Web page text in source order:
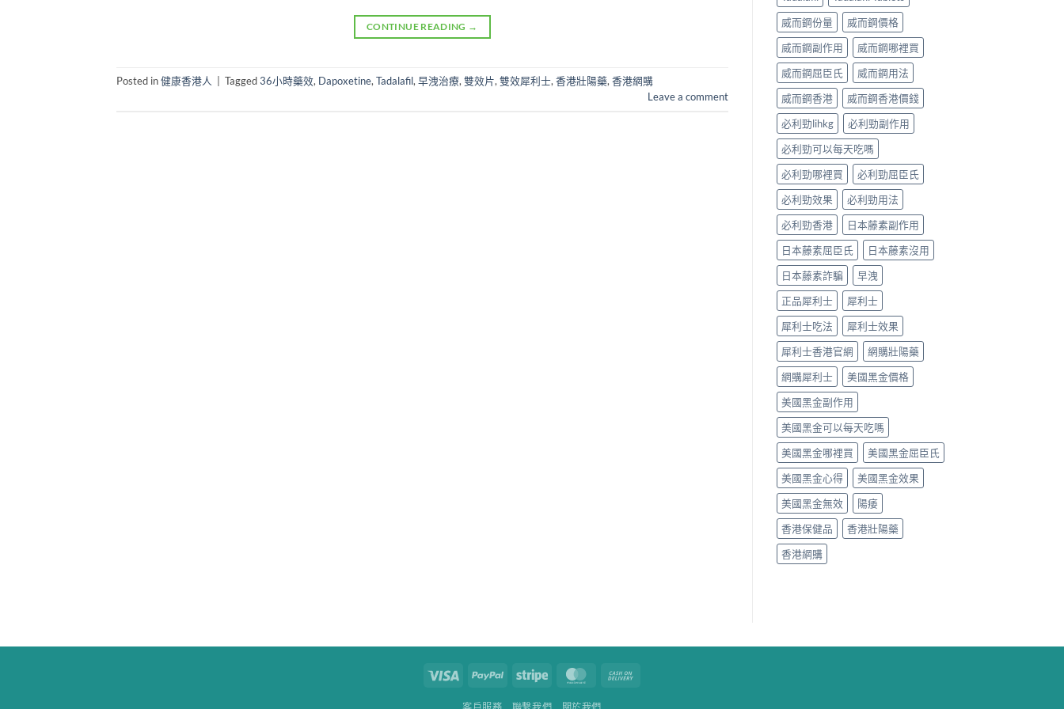
CONTINUE READING →
Posted in健康香港人 Tagged36小時藥效, Dapoxetine,Tadalafil,早洩治療,雙效片,雙效犀利士,香港壯陽藥,香港網購
Leave a comment
威而鋼份量
威而鋼價格
威而鋼副作用
威而鋼哪裡買
威而鋼屈臣氏
威而鋼用法
威而鋼香港
威而鋼香港價錢
必利勁lihkg
必利勁副作用
必利勁可以每天吃嗎
必利勁哪裡買
必利勁屈臣氏
必利勁效果
必利勁用法
必利勁香港
日本藤素副作用
日本藤素屈臣氏
日本藤素沒用
日本藤素詐騙
早洩
正品犀利士
犀利士
犀利士吃法
犀利士效果
犀利士香港官網
網購壯陽藥
網購犀利士
美國黑金價格
美國黑金副作用
美國黑金可以每天吃嗎
美國黑金哪裡買
美國黑金屈臣氏
美國黑金心得
美國黑金效果
美國黑金無效
陽痿
香港保健品
香港壯陽藥
香港網購
Visa PayPal Stripe MasterCard